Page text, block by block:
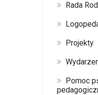
Rada
Projekty
Pomoc